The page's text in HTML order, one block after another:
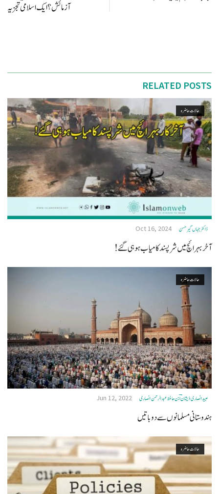
آزمائش؟ ایک اسلامی تجزیہ
RELATED POSTS
حالات حاضرہ
ڈاکٹر جہاں گیرحسن Oct 16, 2024
آخربہرائچ میں شرپسندکامیاب ہوہی گئے!
حالات حاضرہ
عبید انصاری ذیشانؔ ؔابن حافظ عبدالرحمن انصاری Jun 12, 2022
ہندوستانی مسلمانوں سے دو باتیں
حالات حاضرہ